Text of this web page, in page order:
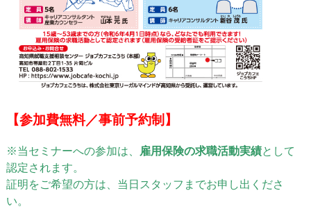
【参加費無料／事前予約制】
※当セミナーへの参加は、 雇用保険の求職活動実績として
認定されます。
証明をご希望の方は、当日スタッフまでお申し出くださ
い。